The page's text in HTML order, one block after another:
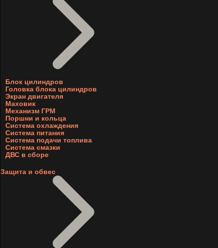
Блок цилиндров
Головка блока цилиндров
Экран двигателя
Маховик
Механизм ГРМ
Поршни и кольца
Система охлаждения
Система питания
Система подачи топлива
Система смазки
ДВС в сборе
Защита и обвес